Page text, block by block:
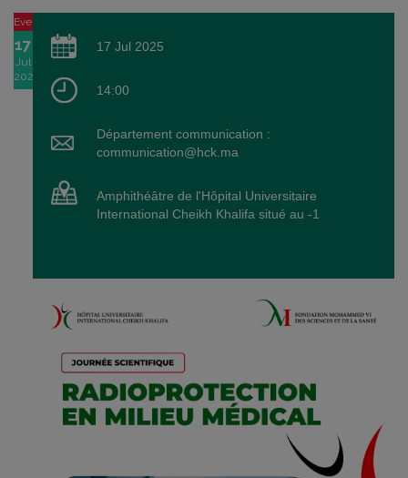
Event
17
Jul
2025
17 Jul 2025
14:00
Département communication :
communication@hck.ma
Amphithéâtre de l'Hôpital Universitaire
International Cheikh Khalifa situé au -1